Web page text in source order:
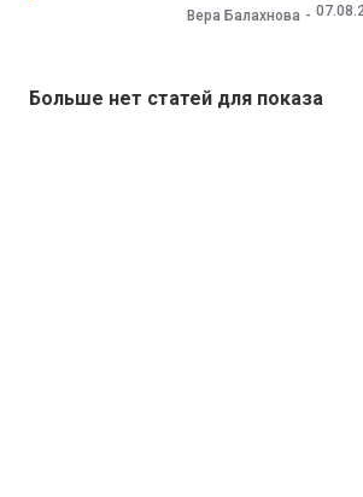
Вера Балахнова
Больше нет статей для показа